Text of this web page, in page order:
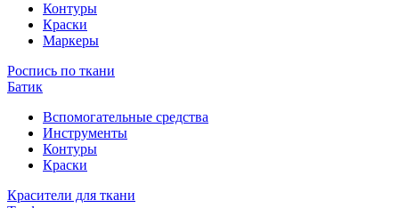
Контуры
Краски
Маркеры
Роспись по ткани
Батик
Вспомогательные средства
Инструменты
Контуры
Краски
Красители для ткани